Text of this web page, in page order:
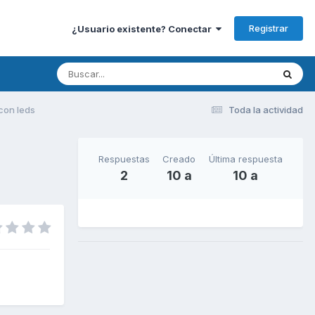
¿Usuario existente? Conectar Registrar
Toda la actividad
leds
Respuestas
2
Creado
10 a
Última respuesta
10 a